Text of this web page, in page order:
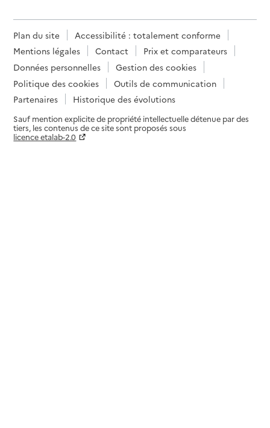
Plan du site
Accessibilité : totalement conforme
Mentions légales
Contact
Prix et comparateurs
Données personnelles
Gestion des cookies
Politique des cookies
Outils de communication
Partenaires
Historique des évolutions
Sauf mention explicite de propriété intellectuelle détenue par des
tiers, les contenus de ce site sont proposés sous
licence etalab-2.0